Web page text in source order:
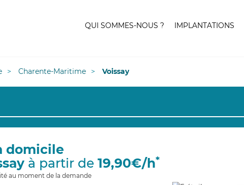
QUI SOMMES-NOUS ? IMPLANTATIONS
Charente-Maritime Voissay
domicile
à partir de 19,90€/h*
au moment de la demande